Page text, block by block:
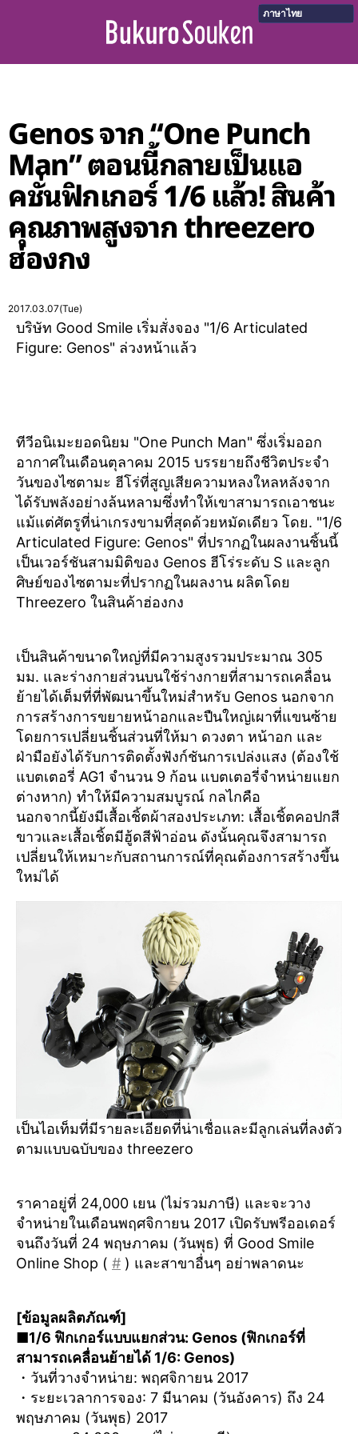
ภาษาไทย
Genos จาก “One Punch
Man” ตอนนี้กลายเป็นแอ
คชั่นฟิกเกอร์ 1/6 แล้ว! สินค้า
คุณภาพสูงจาก threezero
ฮ่องกง
2017.03.07(Tue)
บริษัท Good Smile เริ่มสั่งจอง "1/6 Articulated
Figure: Genos" ล่วงหน้าแล้ว
ทีวีอนิเมะยอดนิยม "One Punch Man" ซึ่งเริ่มออก
อากาศในเดือนตุลาคม 2015 บรรยายถึงชีวิตประจำ
วันของไซตามะ ฮีโร่ที่สูญเสียความหลงใหลหลังจาก
ได้รับพลังอย่างล้นหลามซึ่งทำให้เขาสามารถเอาชนะ
แม้แต่ศัตรูที่น่าเกรงขามที่สุดด้วยหมัดเดียว โดย. "1/6
Articulated Figure: Genos" ที่ปรากฏในผลงานชิ้นนี้
เป็นเวอร์ชันสามมิติของ Genos ฮีโร่ระดับ S และลูก
ศิษย์ของไซตามะที่ปรากฏในผลงาน ผลิตโดย
Threezero ในสินค้าฮ่องกง
เป็นสินค้าขนาดใหญ่ที่มีความสูงรวมประมาณ 305
มม. และร่างกายส่วนบนใช้ร่างกายที่สามารถเคลื่อน
ย้ายได้เต็มที่ที่พัฒนาขึ้นใหม่สำหรับ Genos นอกจาก
การสร้างการขยายหน้าอกและปืนใหญ่เผาที่แขนซ้าย
โดยการเปลี่ยนชิ้นส่วนที่ให้มา ดวงตา หน้าอก และ
ฝ่ามือยังได้รับการติดตั้งฟังก์ชันการเปล่งแสง (ต้องใช้
แบตเตอรี่ AG1 จำนวน 9 ก้อน แบตเตอรี่จำหน่ายแยก
ต่างหาก) ทำให้มีความสมบูรณ์ กลไกคือ
นอกจากนี้ยังมีเสื้อเชิ้ตผ้าสองประเภท: เสื้อเชิ้ตคอปกสี
ขาวและเสื้อเชิ้ตมีฮู้ดสีฟ้าอ่อน ดังนั้นคุณจึงสามารถ
เปลี่ยนให้เหมาะกับสถานการณ์ที่คุณต้องการสร้างขึ้น
ใหม่ได้
เป็นไอเท็มที่มีรายละเอียดที่น่าเชื่อและมีลูกเล่นที่ลงตัว
ตามแบบฉบับของ threezero
ราคาอยู่ที่ 24,000 เยน (ไม่รวมภาษี) และจะวาง
จำหน่ายในเดือนพฤศจิกายน 2017 เปิดรับพรีออเดอร์
จนถึงวันที่ 24 พฤษภาคม (วันพุธ) ที่ Good Smile
Online Shop ( # ) และสาขาอื่นๆ อย่าพลาดนะ
[ข้อมูลผลิตภัณฑ์]
■1/6 ฟิกเกอร์แบบแยกส่วน: Genos (ฟิกเกอร์ที่
สามารถเคลื่อนย้ายได้ 1/6: Genos)
・วันที่วางจำหน่าย: พฤศจิกายน 2017
・ระยะเวลาการจอง: 7 มีนาคม (วันอังคาร) ถึง 24
พฤษภาคม (วันพุธ) 2017